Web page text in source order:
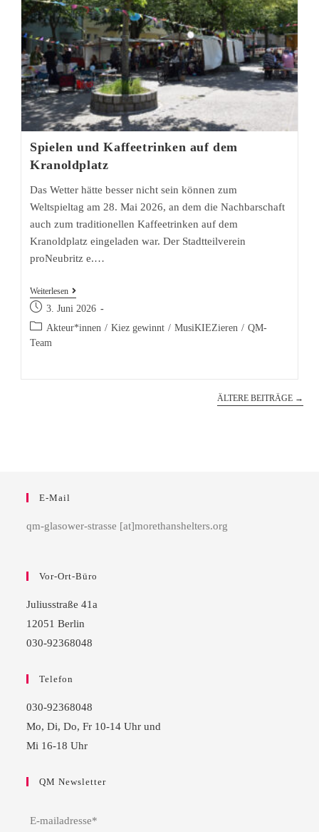
Konzert
Spielen und Kaffeetrinken auf dem
Kranoldplatz
Das Wetter hätte besser nicht sein können zum
Weltspieltag am 28. Mai 2026, an dem die Nachbarschaft
auch zum traditionellen Kaffeetrinken auf dem
Kranoldplatz eingeladen war. Der Stadtteilverein
proNeubritz e.…
Weiterlesen
Spielen
und
Kaffeetrinken
Beitrag
veröffentlicht:
3. Juni 2026
Beitrags-
Kategorie:
Akteur*innen / Kiez gewinnt / MusiKIEZieren / QM-
Team
ÄLTERE BEITRÄGE →
E-Mail
qm-glasower-strasse [at]morethanshelters.org
Vor-Ort-Büro
Juliusstraße 41a
12051 Berlin
030-92368048
Telefon
030-92368048
Mo, Di, Do, Fr 10-14 Uhr und
Mi 16-18 Uhr
QM Newsletter
E-mailadresse*